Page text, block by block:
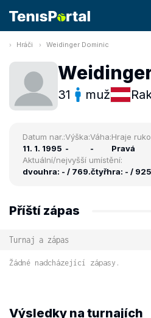
Hráči Weidinger Dominic
31 muž
Datum nar.:
11. 1. 1995
Výška:
-
Váha:
-
Hraje
Pravá
Aktuální/nejvyšší umístění:
dvouhra: - / 769.čtyřhra: - /
Příští zápas
Turnaj a zápas
Žádné nadcházející zápasy.
Výsledky na turnajích